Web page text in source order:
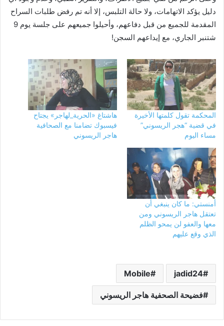
دليل يؤكد الاتهامات، ولا حالة التلبس، إلا أنه تم رفض طلبات السراح
المقدمة للجميع من قبل دفاعهم، وأحيلوا جميعهم على جلسة يوم 9
شتنبر الجاري، مع إيداعهم السجن!
المحكمة تقول كلمتها الأخيرة
في قضية “هجر الريسوني”
مساء اليوم
هاشتاغ «الحرية_لهاجر» يجتاح
فيسبوك تضامنا مع الصحافية
هاجر الريسوني
أمنستي: ما كان ينبغي أن
تعتقل هاجر الريسوني ومن
معها والعفو لن يمحو الظلم
الذي وقع عليهم
jadid24
Mobile
فضيحة الصحفية هاجر الريسوني